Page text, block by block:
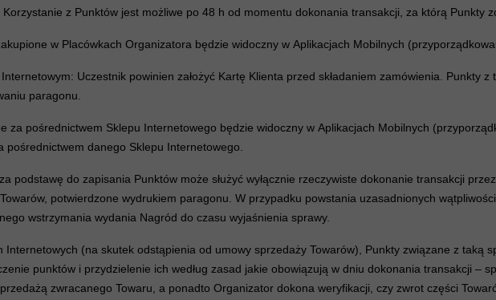
z Punktów jest możliwe po 48 h od momentu dokonania transakcji, za którą Punkty
w Placówkach Organizatora będzie widoczny w Aplikacjach Mobilnych
Uczestnik powinien założyć Kartę Klienta przed składaniem zamówienia. Punkty
paragonu.
za pośrednictwem Sklepu Internetowego będzie widoczny w Aplikacjach Mobilnych
danego Sklepu Internetowego.
podstawę do zapisania Punktów może służyć wyłącznie rzeczywiste dokonanie transakcji
potwierdzone wydrukiem paragonu. W przypadku powstania uzasadnionych
wstrzymania wydania Nagród do czasu wyjaśnienia sprawy.
Internetowych (na skutek odstąpienia od umowy sprzedaży Towarów), Punkty związane z taką
punktów i przydzielenie ich według zasad jakie obowiązują w dniu dokonania transakcji –
zwracanego Towaru, a ponadto Organizator dokona weryfikacji, czy zwrot części